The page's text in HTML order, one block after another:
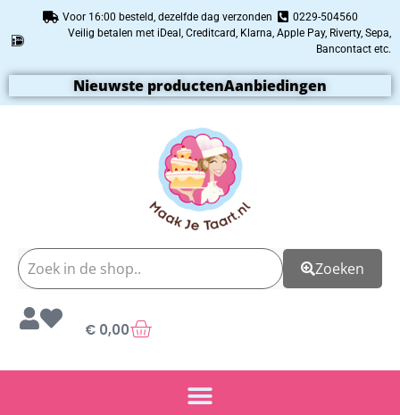
Voor 16:00 besteld, dezelfde dag verzonden
0229-504560
Veilig betalen met iDeal, Creditcard, Klarna, Apple Pay, Riverty, Sepa,
Bancontact etc.
Nieuwste productenAanbiedingen
Zoeken
€ 0,00